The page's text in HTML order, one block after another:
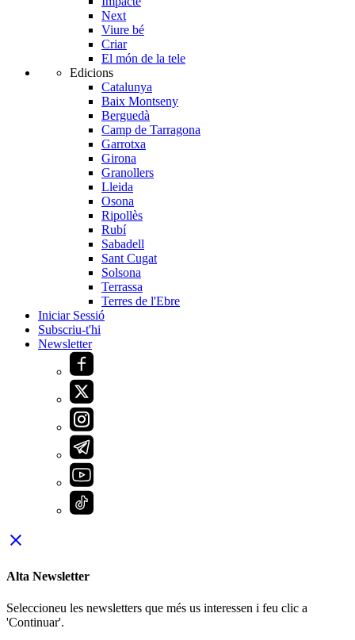
Next
Viure bé
Criar
El món de la tele
Edicions
Catalunya
Baix Montseny
Berguedà
Camp de Tarragona
Garrotxa
Girona
Granollers
Lleida
Osona
Ripollès
Rubí
Sabadell
Sant Cugat
Solsona
Terrassa
Terres de l'Ebre
Iniciar Sessió
Subscriu-t'hi
Newsletter
close
Alta Newsletter
Seleccioneu les newsletters que més us interessen i feu clic a
'Continuar'.